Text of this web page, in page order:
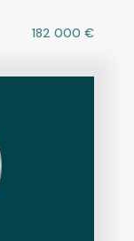
182 000 €